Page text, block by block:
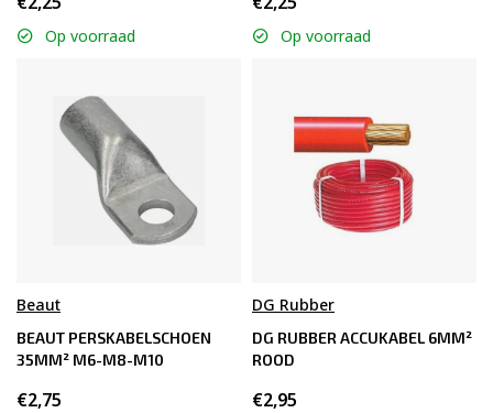
Op voorraad Op voorraad
Beaut
BEAUT PERSKABELSCHOEN
35MM² M6-M8-M10
€2,75
DG Rubber
DG RUBBER ACCUKABEL 6MM²
ROOD
€2,95